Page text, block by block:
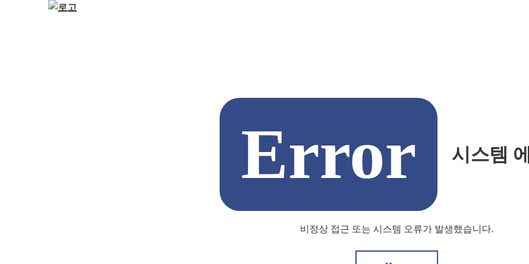
Error 시스템
비정상 접근 또는 시스템 오류가 발생했습니다.